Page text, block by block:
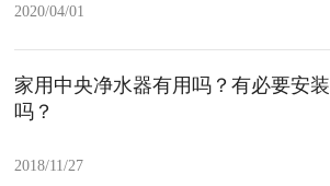
2020/04/01
家用中央净水器有用吗？有必要安装
吗？
2018/11/27